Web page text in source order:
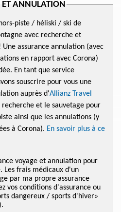
ET ANNULATION
piste / héliski / ski de
avec recherche et
assurance annulation (avec
en rapport avec Corona)
En tant que service
souscrire pour vous une
auprès d'Allianz Travel
et le sauvetage pour
ainsi que les annulations (y
à Corona). En savoir plus à ce
Les frais médicaux d'un
par ma propre assurance
vos conditions d'assurance ou
dangereux / sports d'hiver»